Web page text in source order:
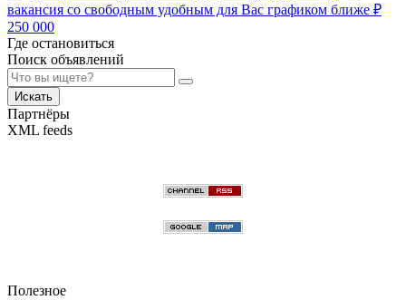
вакансия со свободным удобным для Вас графиком ближе ₽
250 000
Где остановиться
Поиск объявлений
Искать
Партнёры
XML feeds
Полезное